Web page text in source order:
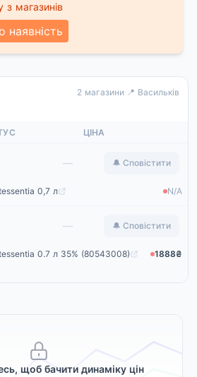
з магазинів
наявність
2 магазини· 📍 Васильків
ЦІНА
— 🔔 Сповістити
0,7 л N/A
— 🔔 Сповістити
0.7 л 35% (80543008)
1888₴
щоб бачити динаміку цін